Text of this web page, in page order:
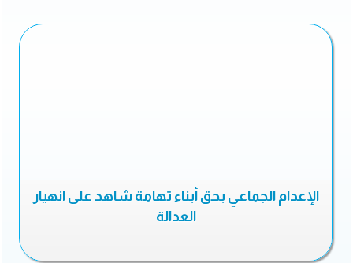
الإعدام الجماعي بحق أبناء تهامة شاهد على انهيار
العدالة